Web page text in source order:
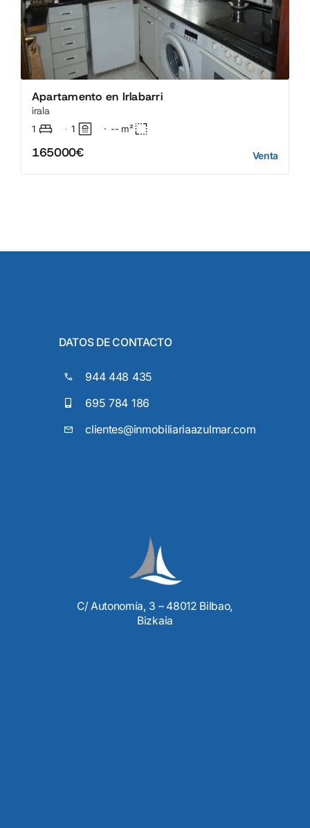
Apartamento en Irlabarri
irala
1 · 1 · -- m²
165000€ Venta
DATOS DE CONTACTO
944 448 435
695 784 186
clientes@inmobiliariaazulmar.com
C/ Autonomía, 3 – 48012 Bilbao,
Bizkaia